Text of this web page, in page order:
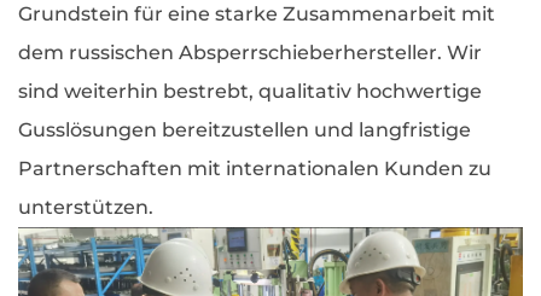
Grundstein für eine starke Zusammenarbeit mit
dem russischen Absperrschieberhersteller. Wir
sind weiterhin bestrebt, qualitativ hochwertige
Gusslösungen bereitzustellen und langfristige
Partnerschaften mit internationalen Kunden zu
unterstützen.